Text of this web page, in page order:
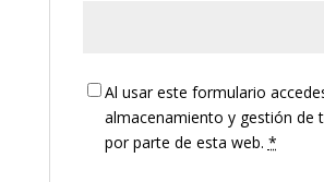
Al usar este formulario
almacenamiento y gestión de
por parte de esta web. *